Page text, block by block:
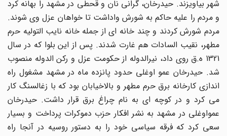
شهر بیاویزند. حیدرخان، گرانی نان و قحطی در مشهد را بهانه کرد
و مردم را علیه حاکم به شورش واداشت تا خواهان عزل وی شوند.
مردم شورش کردند و چند خانه ای از جمله خانه نایب التولیه حرم
مطهر، نقیب السادات هم غارت شدند. پس از این بلوا که در سال
1321 ه.ق روی داد، نیرالدوله از حکومت عزل و رکن الدوله منصوب
شد. حیدرخان عمو اوغلی حدود پانزده ماه در مشهد مشغول راه
اندازی کارخانه برق حرم مطهر و بالاخیابان بود که با زغالسنگ کار
می کرد و در کوچه ای به نام چراغ برق قرار داشت. حیدرخان
عمواوغلی در مشهد به نشر افکار حزب دموکرات پرداخت و بسیار
سعی کرد که فرقه سیاسی خود را به دستور روسیه در آنجا راه